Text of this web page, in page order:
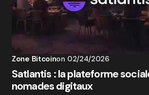
Zone Bitcoinon 02/24/2026
Satlantis : la plateforme
nomades digitaux